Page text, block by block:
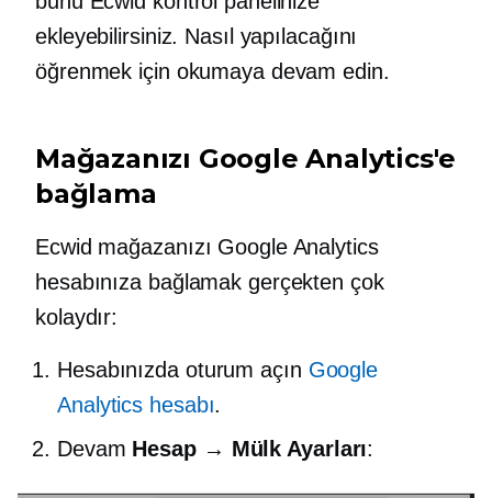
ekleyebilirsiniz. Nasıl yapılacağını
öğrenmek için okumaya devam edin.
Mağazanızı Google Analytics'e
bağlama
Ecwid mağazanızı Google Analytics
hesabınıza bağlamak gerçekten çok
kolaydır:
Hesabınızda oturum açın Google
Analytics hesabı.
Devam Hesap → Mülk Ayarları: